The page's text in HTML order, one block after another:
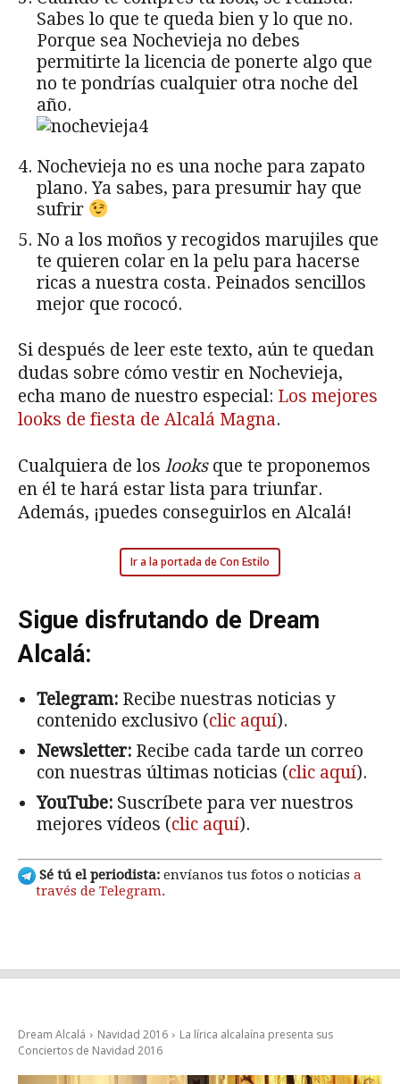
Sabes lo que te queda bien y lo que no.
Porque sea Nochevieja no debes
permitirte la licencia de ponerte algo que
no te pondrías cualquier otra noche del
año.
Nochevieja no es una noche para zapato
plano. Ya sabes, para presumir hay que
sufrir
No a los moños y recogidos marujiles que
te quieren colar en la pelu para hacerse
ricas a nuestra costa. Peinados sencillos
mejor que rococó.
Si después de leer este texto, aún te quedan
dudas sobre cómo vestir en Nochevieja,
echa mano de nuestro especial: Los mejores
looks de fiesta de Alcalá Magna.
Cualquiera de los looksque te proponemos
en él te hará estar lista para triunfar.
Además, ¡puedes conseguirlos en Alcalá!
Ir a la portada de Con Estilo
Sigue disfrutando de Dream
Alcalá:
Telegram: Recibe nuestras noticias y
contenido exclusivo (clic aquí).
Newsletter: Recibe cada tarde un correo
con nuestras últimas noticias (clic aquí).
YouTube: Suscríbete para ver nuestros
mejores vídeos (clic aquí).
Sé tú el periodista: envíanos tus fotos o noticias a
través de Telegram.